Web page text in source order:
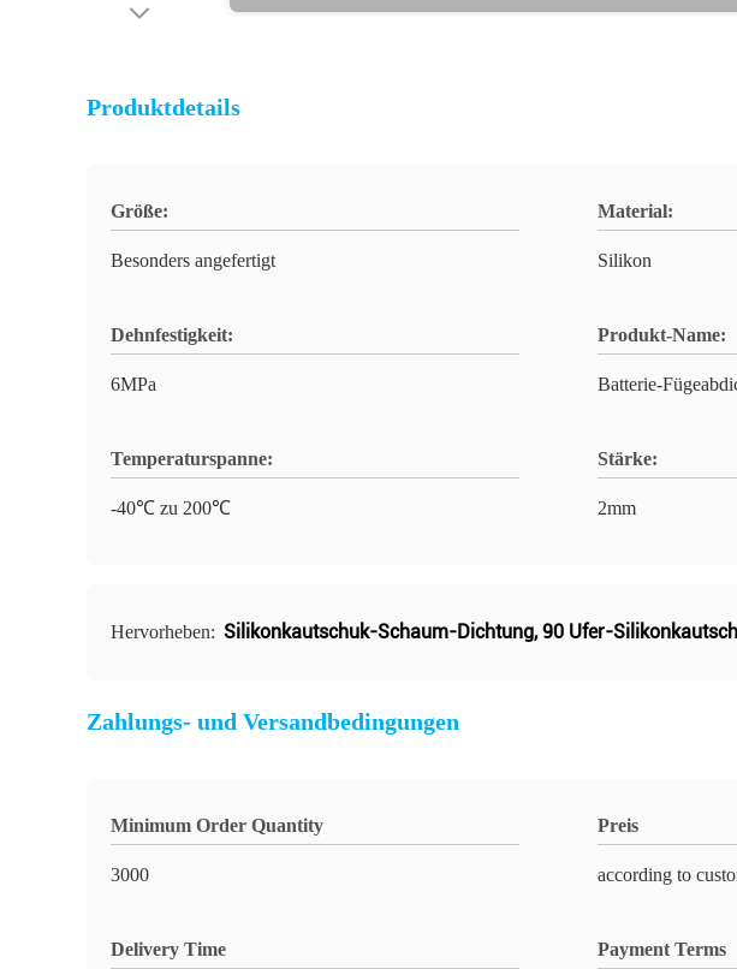
Produktdetails
Größe:
Besonders angefertigt
Material:
Silikon
Dehnfestigkeit:
6MPa
Produkt-Name:
Batterie-
Temperaturspanne:
-40℃ zu 200℃
Stärke:
2mm
Hervorheben: Silikonkautschuk-Schaum-Dichtung,90 Ufer-
Zahlungs- und Versandbedingungen
Minimum Order Quantity
3000
Preis
according to
Delivery Time Payment Terms